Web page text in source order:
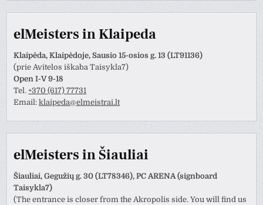
elMeisters in Klaipeda
Klaipėda, Klaipėdoje, Sausio 15-osios g. 13 (LT91136)
(prie Avitelos iškaba Taisykla7)
Open I-V 9-18
Tel.+370 (617) 77731
Email:klaipeda@elmeistrai.lt
elMeisters in Šiauliai
Šiauliai, Gegužių g. 30 (LT78346), PC ARENA (signboard
Taisykla7)
(The entrance is closer from the Akropolis side. You will find us